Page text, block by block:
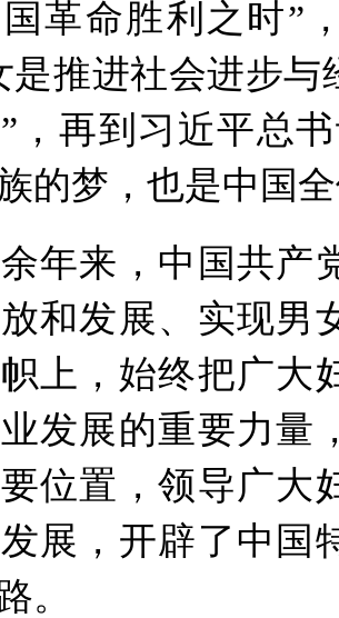
革命胜利之时”
是推进社会进步与
，再到习近平总
的梦，也是中国
来，中国共产
和发展、实现男
上，始终把广大
发展的重要力量
位置，领导广大
展，开辟了中国
。